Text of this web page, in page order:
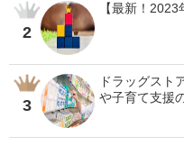
2
【最新！
3
ドラッグスト
や子育て支援